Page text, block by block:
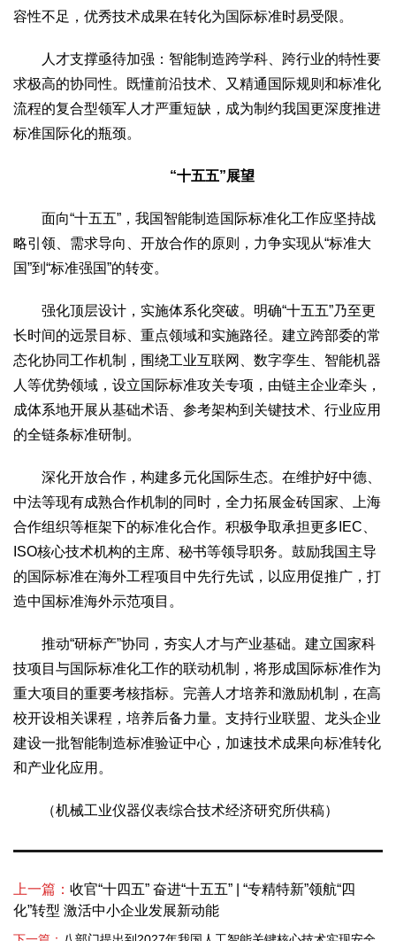
容性不足，优秀技术成果在转化为国际标准时易受限。
人才支撑亟待加强：智能制造跨学科、跨行业的特性要
求极高的协同性。既懂前沿技术、又精通国际规则和标准化
流程的复合型领军人才严重短缺，成为制约我国更深度推进
标准国际化的瓶颈。
“十五五”展望
面向“十五五”，我国智能制造国际标准化工作应坚持战
略引领、需求导向、开放合作的原则，力争实现从“标准大
国”到“标准强国”的转变。
强化顶层设计，实施体系化突破。明确“十五五”乃至更
长时间的远景目标、重点领域和实施路径。建立跨部委的常
态化协同工作机制，围绕工业互联网、数字孪生、智能机器
人等优势领域，设立国际标准攻关专项，由链主企业牵头，
成体系地开展从基础术语、参考架构到关键技术、行业应用
的全链条标准研制。
深化开放合作，构建多元化国际生态。在维护好中德、
中法等现有成熟合作机制的同时，全力拓展金砖国家、上海
合作组织等框架下的标准化合作。积极争取承担更多IEC、
ISO核心技术机构的主席、秘书等领导职务。鼓励我国主导
的国际标准在海外工程项目中先行先试，以应用促推广，打
造中国标准海外示范项目。
推动“研标产”协同，夯实人才与产业基础。建立国家科
技项目与国际标准化工作的联动机制，将形成国际标准作为
重大项目的重要考核指标。完善人才培养和激励机制，在高
校开设相关课程，培养后备力量。支持行业联盟、龙头企业
建设一批智能制造标准验证中心，加速技术成果向标准转化
和产业化应用。
（机械工业仪器仪表综合技术经济研究所供稿）
上一篇： 收官“十四五” 奋进“十五五” | “专精特新”领航“四
化”转型 激活中小企业发展新动能